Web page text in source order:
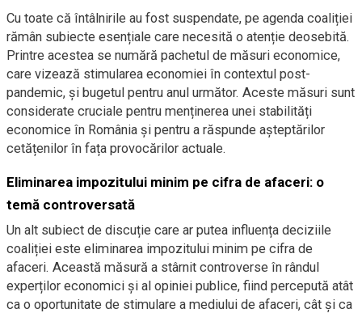
Cu toate că întâlnirile au fost suspendate, pe agenda coaliției
rămân subiecte esențiale care necesită o atenție deosebită.
Printre acestea se numără pachetul de măsuri economice,
care vizează stimularea economiei în contextul post-
pandemic, și bugetul pentru anul următor. Aceste măsuri sunt
considerate cruciale pentru menținerea unei stabilități
economice în România și pentru a răspunde așteptărilor
cetățenilor în fața provocărilor actuale.
Eliminarea impozitului minim pe cifra de afaceri: o
temă controversată
Un alt subiect de discuție care ar putea influența deciziile
coaliției este eliminarea impozitului minim pe cifra de
afaceri. Această măsură a stârnit controverse în rândul
experților economici și al opiniei publice, fiind percepută atât
ca o oportunitate de stimulare a mediului de afaceri, cât și ca